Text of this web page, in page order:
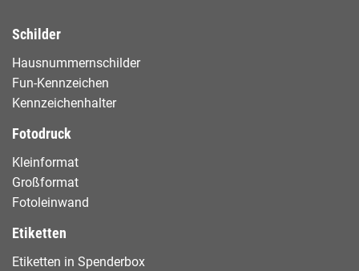
Schilder
Hausnummernschilder
Fun-Kennzeichen
Kennzeichenhalter
Fotodruck
Kleinformat
Großformat
Fotoleinwand
Etiketten
Etiketten in Spenderbox